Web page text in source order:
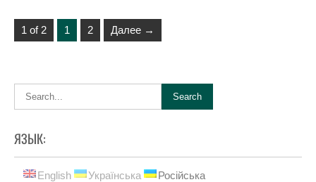
1 of 2 1 2 Далее →
ЯЗЫК:
English Українська Російська